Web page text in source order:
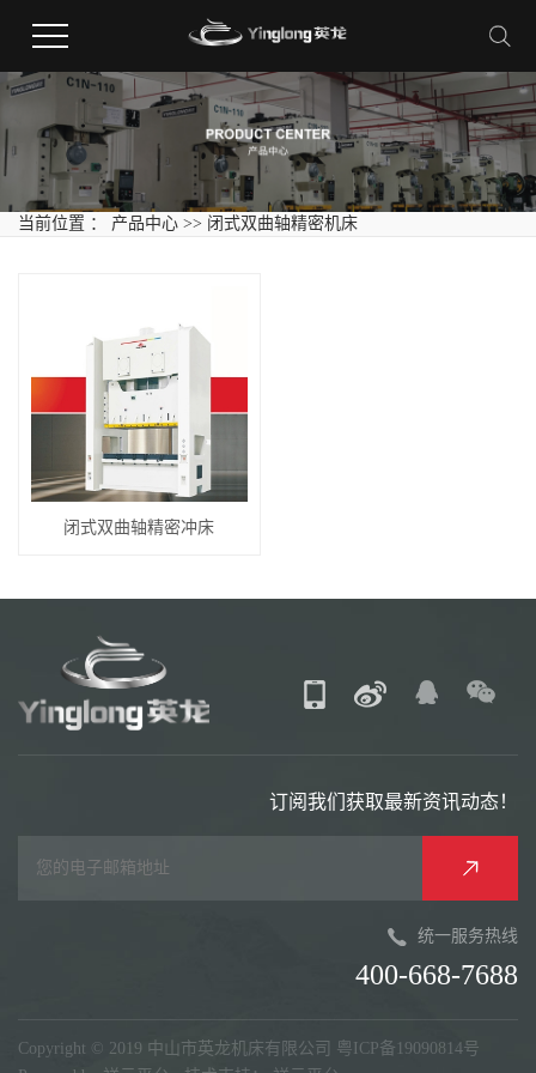
当前位置 ： 产品中心 >> 闭式双曲轴精密机床
闭式双曲轴精密冲床
订阅我们获取最新资讯动态！
统一服务热线
400-668-7688
Copyright © 2019 中山市英龙机床有限公司 粤ICP备19090814号